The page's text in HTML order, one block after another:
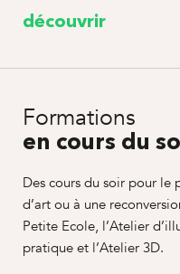
découvrir
Formations
en cours du
Des cours du soir pour le
d’art ou à une
Petite Ecole, l’Atelier
pratique et l’Atelier 3D.